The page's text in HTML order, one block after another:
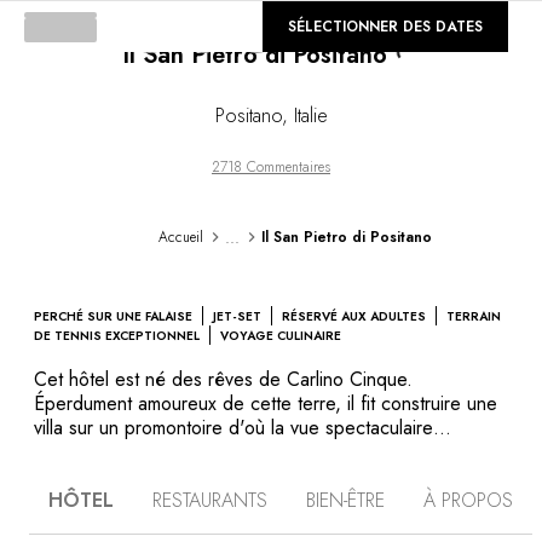
GALERIE
Il San Pietro di Positano
Loading...
Positano, Italie
2718 Commentaires
Accueil ... Il San Pietro di Positano
PERCHÉ SUR UNE FALAISE JET-SET RÉSERVÉ AUX ADULTES
TERRAIN
DE TENNIS EXCEPTIONNEL
VOYAGE CULINAIRE
Cet hôtel est né des rêves de Carlino Cinque.
Éperdument amoureux de cette terre, il fit construire une
villa sur un promontoire d'où la vue spectaculaire
Ses nombreuses chambres jouissent aujourd'hui toutes
SÉLECTIONNER DES DATES
HÔTEL RESTAURANTS BIEN-ÊTRE À PROPOS